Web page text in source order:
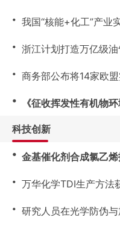
・ 我国“核能+化工”产业
・ 浙江计划打造万亿级
・ 商务部公布将14家欧
・ 《征收挥发性有机物
科技创新
・ 金基催化剂合成氯乙
・ 万华化学TDI生产方法
・ 研究人员在光学防伪